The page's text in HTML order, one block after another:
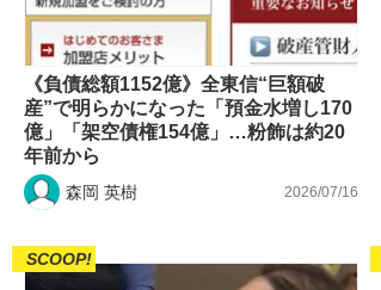
《負債総額1152億》全東信“巨額破
産”で明らかになった「預金水増し170
億」「架空債権154億」…粉飾は約20
年前から
森岡 英樹 2026/07/16
SCOOP!